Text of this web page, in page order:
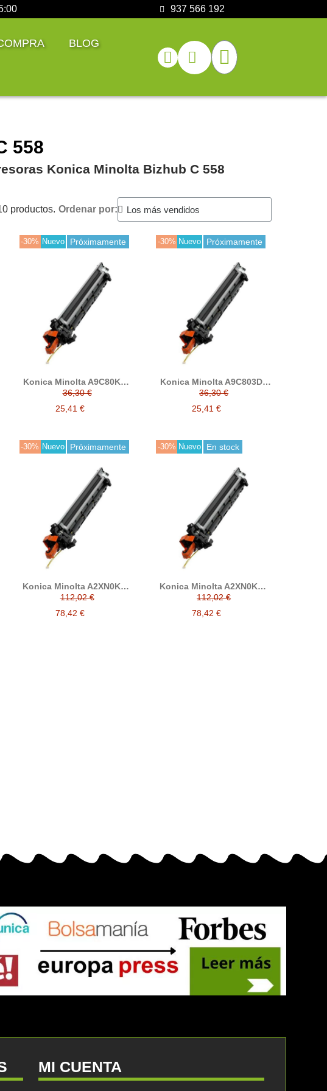
937 566 192
BLOG
558
Konica Minolta Bizhub C 558
productos. Ordenar por:
-30% Nuevo Próximamente
Konica Minolta A9C80KD /
DV619C cian developer
reciclado
36,30 €
25,41 €
-30% Nuevo Próximamente
Konica Minolta A9C803D /
DV619K negro developer
reciclado
36,30 €
25,41 €
-30% Nuevo Próximamente
Konica Minolta A2XN0KD /
DV512C cian developer
reciclado
112,02 €
78,42 €
-30% Nuevo En stock
Konica Minolta A2XN0KD /
DV512K negro developer
reciclado
112,02 €
78,42 €
MI CUENTA